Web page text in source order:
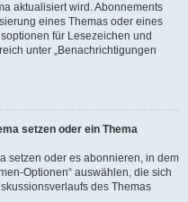
aktualisiert wird. Abonnements
eines Themas oder eines
für Lesezeichen und
unter „Benachrichtigungen
setzen oder ein Thema
setzen oder es abonnieren, in dem
Optionen“ auswählen, die sich
des Themas